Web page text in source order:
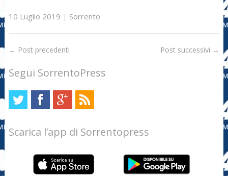
10 Luglio 2019 | Sorrento
← Post precedenti Post successivi →
Segui SorrentoPress
Scarica l’app di Sorrentopress